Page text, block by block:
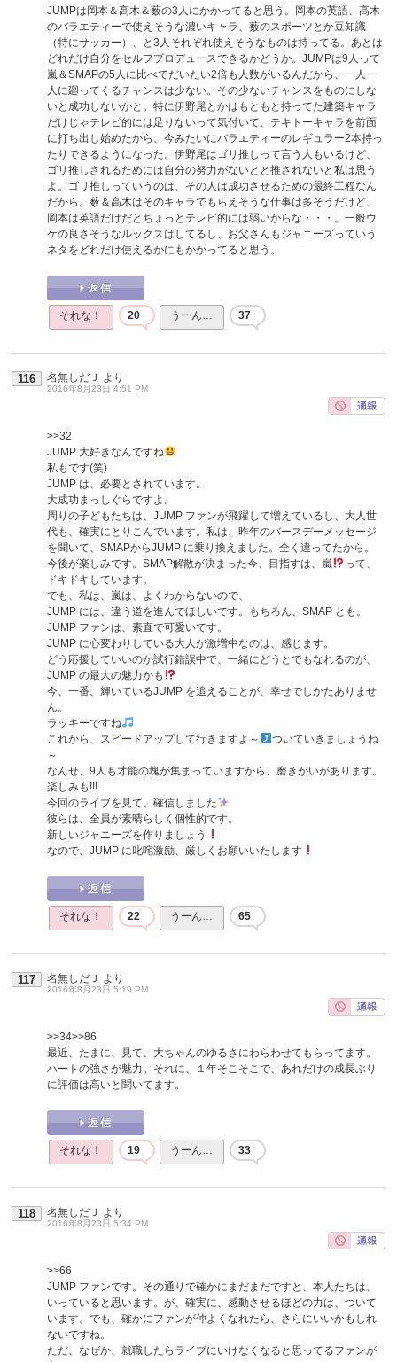
JUMPは岡本＆高木＆薮の3人にかかってると思う。岡本の英語、高木
のバラエティーで使えそうな濃いキャラ、薮のスポーツとか豆知識
（特にサッカー）、と3人それぞれ使えそうなものは持ってる。あとは
どれだけ自分をセルフプロデュースできるかどうか。JUMPは9人って
嵐＆SMAPの5人に比べてだいたい2倍も人数がいるんだから、一人一
人に廻ってくるチャンスは少ない。その少ないチャンスをものにしな
いと成功しないかと。特に伊野尾とかはもともと持ってた建築キャラ
だけじゃテレビ的には足りないって気付いて、テキトーキャラを前面
に打ち出し始めたから、今みたいにバラエティーのレギュラー2本持っ
たりできるようになった。伊野尾はゴリ推しって言う人もいるけど、
ゴリ推しされるためには自分の努力がないとと推されないと私は思う
よ。ゴリ推しっていうのは、その人は成功させるための最終工程なん
だから。薮＆高木はそのキャラでもらえそうな仕事は多そうだけど、
岡本は英語だけだとちょっとテレビ的には弱いからな・・・。一般ウ
ケの良さそうなルックスはしてるし、お父さんもジャニーズっていう
ネタをどれだけ使えるかにもかかってると思う。
それな！ 20 うーん… 37
116 名無しだＪ より
2016年8月23日 4:51 PM
>>32
JUMP 大好きなんですね
私もです(笑)
JUMP は、必要とされています。
大成功まっしぐらですよ。
周りの子どもたちは、JUMP ファンが飛躍して増えているし、大人世
代も、確実にとりこんでいます。私は、昨年のバースデーメッセージ
を聞いて、SMAPからJUMP に乗り換えました。全く違ってたから。
今後が楽しみです。SMAP解散が決まった今、目指すは、嵐
って、
ドキドキしています。
でも、私は、嵐は、よくわからないので、
JUMP には、違う道を進んでほしいです。もちろん、SMAP とも。
JUMP ファンは、素直で可愛いです。
JUMP に心変わりしている大人が激増中なのは、感じます。
どう応援していいのか試行錯誤中で、一緒にどうとでもなれるのが、
JUMP の最大の魅力かも
今、一番、輝いているJUMP を追えることが、幸せでしかたありませ
ん。
ラッキーですね
これから、スピードアップして行きますよ～
ついていきましょうね
～
なんせ、9人も才能の塊が集まっていますから、磨きがいがあります。
楽しみも!!!
今回のライブを見て、確信しました
彼らは、全員が素晴らしく個性的です。
新しいジャニーズを作りましょう
なので、JUMP に叱咤激励、厳しくお願いいたします
それな！ 22 うーん… 65
117 名無しだＪ より
2016年8月23日 5:19 PM
>>34>>86
最近、たまに、見て、大ちゃんのゆるさにわらわせてもらってます。
ハートの強さが魅力。それに、１年そこそこで、あれだけの成長ぶり
に評価は高いと聞いてます。
それな！ 19 うーん… 33
118 名無しだＪ より
2016年8月23日 5:34 PM
>>66
JUMP ファンです。その通りで確かにまだまだですと、本人たちは、
いっていると思います。が、確実に、感動させるほどの力は、ついて
います。でも、確かにファンが仲よくなれたら、さらにいいかもしれ
ないですね。
ただ、なぜか、就職したらライブにいけなくなると思ってるファンが